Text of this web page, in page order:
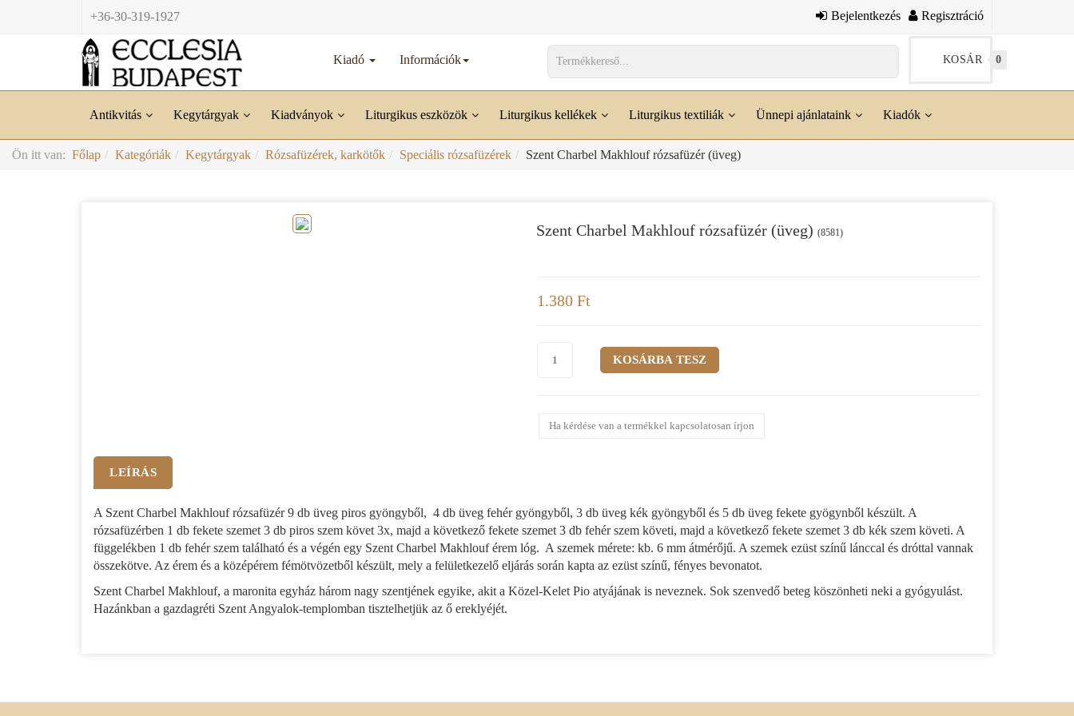
+36-30-319-1927 Bejelentkezés Regisztráció
Kiadó Információk KOSÁR 0
Antikvitás Kegytárgyak Kiadványok Liturgikus eszközök Liturgikus kellékek Liturgikus textiliák Ünnepi ajánlataink Kiadók
Ön itt van: Főlap Kategóriák Kegytárgyak Rózsafüzérek, karkötők Speciális rózsafüzérek Szent Charbel Makhlouf rózsafüzér (üveg)
Szent Charbel Makhlouf rózsafüzér (üveg) (8581)
1.380 Ft
Ha kérdése van a termékkel kapcsolatosan írjon
LEÍRÁS
A Szent Charbel Makhlouf rózsafüzér 9 db üveg piros gyöngyből, 4 db üveg fehér gyöngyből, 3 db üveg kék gyöngyből és 5 db üveg fekete gyögynből készült. A
rózsafüzérben 1 db fekete szemet 3 db piros szem követ 3x, majd a következő fekete szemet 3 db fehér szem követi, majd a következő fekete szemet 3 db kék szem követi. A
függelékben 1 db fehér szem található és a végén egy Szent Charbel Makhlouf érem lóg. A szemek mérete: kb. 6 mm átmérőjű. A szemek ezüst színű lánccal és dróttal vannak
összekötve. Az érem és a középérem fémötvözetből készült, mely a felületkezelő eljárás során kapta az ezüst színű, fényes bevonatot.
Szent Charbel Makhlouf, a maronita egyház három nagy szentjének egyike, akit a Közel-Kelet Pio atyájának is neveznek. Sok szenvedő beteg köszönheti neki a gyógyulást.
Hazánkban a gazdagréti Szent Angyalok-templomban tisztelhetjük az ő ereklyéjét.